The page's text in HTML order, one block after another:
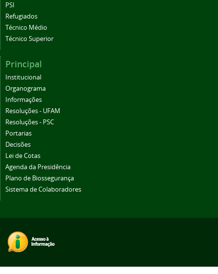
PSI
Refugiados
Técnico Médio
Técnico Superior
Principal
Institucional
Organograma
Informações
Resoluções - UFAM
Resoluções - PSC
Portarias
Decisões
Lei de Cotas
Agenda da Presidência
Plano de Biossegurança
Sistema de Colaboradores